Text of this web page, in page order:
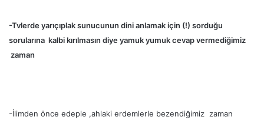
-Tvlerde yarıçıplak sunucunun dini anlamak için (!) sorduğu
sorularına kalbi kırılmasın diye yamuk yumuk cevap vermediğimiz
zaman
-İlimden önce edeple ,ahlaki erdemlerle bezendiğimiz zaman